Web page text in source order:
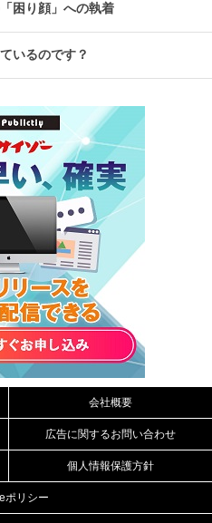
困り顔」への執着
いるのです？
会社概要
広告に関するお問い合わせ
個人情報保護方針
ポリシー